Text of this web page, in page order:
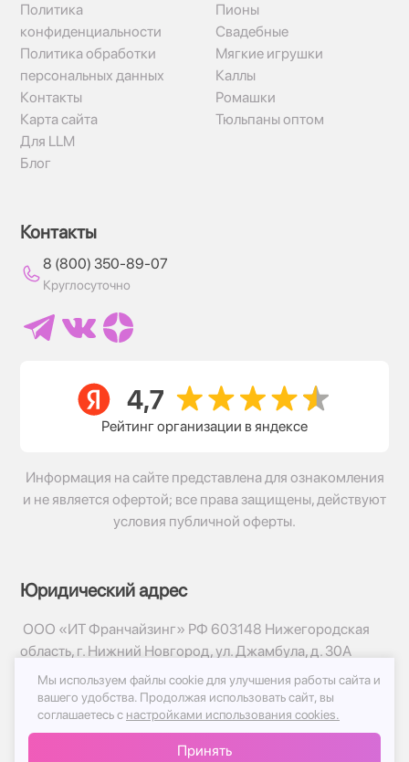
Политика
конфиденциальности
Политика обработки
персональных данных
Контакты
Карта сайта
Для LLM
Блог
Пионы
Свадебные
Мягкие игрушки
Каллы
Ромашки
Тюльпаны оптом
Контакты
8 (800) 350-89-07
Круглосуточно
Рейтинг организации в яндексе
Информация на сайте представлена для ознакомления
и не является офертой; все права защищены, действуют
условия публичной оферты.
Юридический адрес
ООО «ИТ Франчайзинг» РФ 603148 Нижегородская
область, г. Нижний Новгород, ул. Джамбула, д. 30А
© 2017-2026г, База Цветов 24.ру
Политика конфиденциальности
Публичная оферта
Мы используем файлы cookie для улучшения работы сайта и
вашего удобства. Продолжая использовать сайт, вы
соглашаетесь с настройками использования cookies.
Принять